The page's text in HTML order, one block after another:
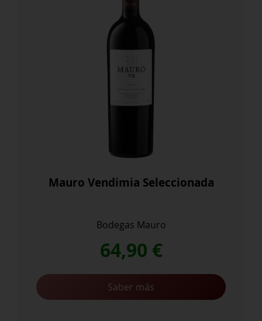
Mauro Vendimia Seleccionada
Bodegas Mauro
64,90 €
Saber más